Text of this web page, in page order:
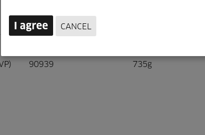
I agree CANCEL
90939
735g